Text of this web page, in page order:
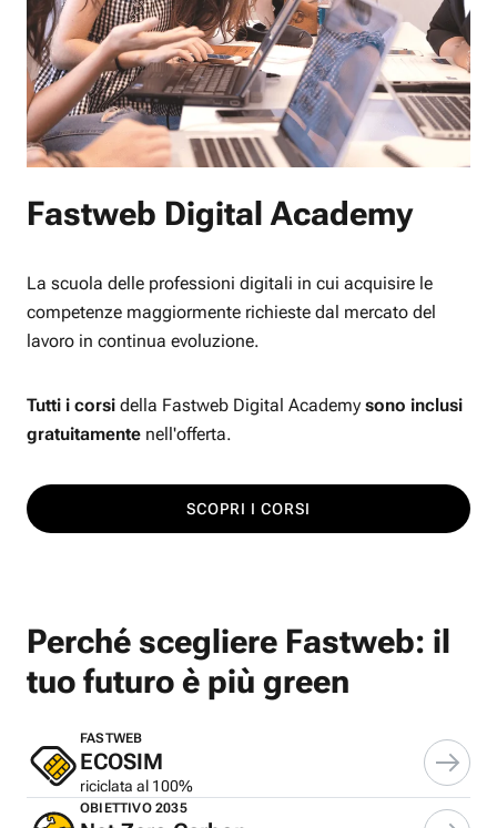
Fastweb Digital Academy
La scuola delle professioni digitali in cui acquisire le
competenze maggiormente richieste dal mercato del
lavoro in continua evoluzione.
Tutti i corsi della Fastweb Digital Academy sono inclusi
gratuitamente nell'offerta.
SCOPRI I CORSI
Perché scegliere Fastweb: il
tuo futuro è più green
FASTWEB
ECOSIM
riciclata al 100%
OBIETTIVO 2035